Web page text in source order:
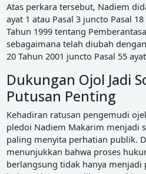
Atas perkara tersebut, Nadiem
ayat 1 atau Pasal 3 juncto Pasal
Tahun 1999 tentang
sebagaimana telah diubah
20 Tahun 2001 juncto Pasal 55
Dukungan Ojol Jadi
Putusan Penting
Kehadiran ratusan pengemudi
pledoi Nadiem Makarim menjadi
paling menyita perhatian publik.
menunjukkan bahwa proses
berlangsung tidak hanya menjadi